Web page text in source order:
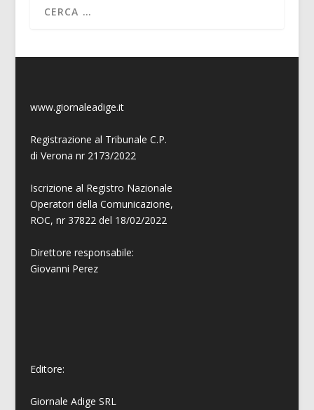
www.giornaleadige.it
Registrazione al Tribunale C.P.
di Verona nr 2173/2022
Iscrizione al Registro Nazionale
Operatori della Comunicazione,
ROC, nr 37822 del 18/02/2022
Direttore responsabile:
Giovanni Perez
Editore:
Giornale Adige SRL